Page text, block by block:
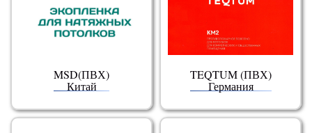
MSD(ПВХ)
Китай
TEQTUM (ПВХ)
Германия